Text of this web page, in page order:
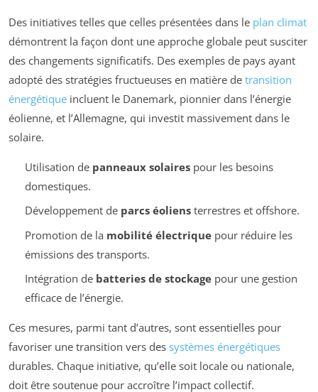
Des initiatives telles que celles présentées dans le plan climat
démontrent la façon dont une approche globale peut susciter
des changements significatifs. Des exemples de pays ayant
adopté des stratégies fructueuses en matière de transition
énergétique incluent le Danemark, pionnier dans l’énergie
éolienne, et l’Allemagne, qui investit massivement dans le
solaire.
Utilisation de panneaux solairespour les besoins
domestiques.
Développement de parcs éoliensterrestres et offshore.
Promotion de la mobilité électriquepour réduire les
émissions des transports.
Intégration de batteries de stockagepour une gestion
efficace de l’énergie.
Ces mesures, parmi tant d’autres, sont essentielles pour
favoriser une transition vers des systèmes énergétiques
durables. Chaque initiative, qu’elle soit locale ou nationale,
doit être soutenue pour accroître l’impact collectif.